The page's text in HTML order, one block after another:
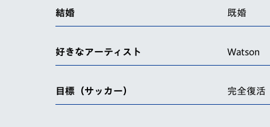
結婚 既婚
好きなアーティスト Watson
目標（サッカー） 完全復活